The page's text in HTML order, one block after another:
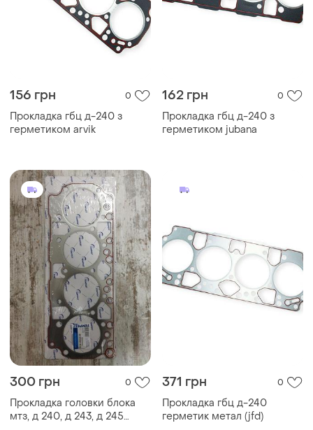
156 грн 0
Прокладка гбц д-240 з
герметиком arvik
162 грн 0
Прокладка гбц д-240 з
герметиком jubana
300 грн 0
Прокладка головки блока
мтз, д 240, д 243, д 245
371 грн 0
Прокладка гбц д-240
герметик метал (jfd)